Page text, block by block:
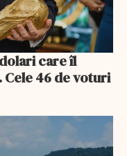
care îl
46 de voturi